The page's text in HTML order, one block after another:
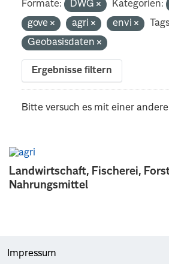
Landwirtschaft, Fischerei,
Nahrungsmittel
Formate: DWG Kategorien:
gove
agri envi
Geobasisdaten
Ergebnisse filtern
Bitte versuch es mit einer
Impressum